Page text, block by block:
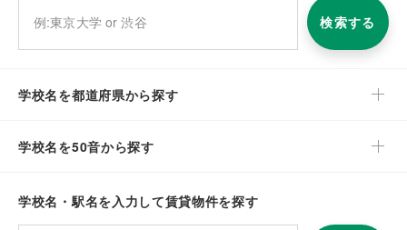
検索する
学校名を都道府県から探す
学校名を50音から探す
学校名・駅名を入力して賃貸物件を探す